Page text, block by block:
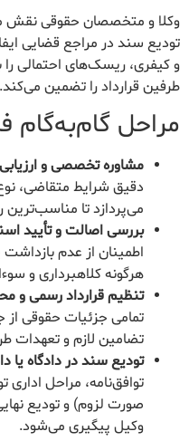
وکلا و متخصصان حقوقی نقش
تودیع سند در مراجع قضایی
و کیفری، ریسک‌های احتمالی
طرفین قرارداد را تضمین می‌کند.
مراحل گام‌به‌گام
مشاوره تخصصی و ارزیابی
دقیق شرایط متقاضی،
می‌پردازد تا مناسب‌ترین
بررسی اصالت و تأیید
اطمینان از عدم
هرگونه کلاهبرداری و
تنظیم قرارداد رسمی و
تمامی جزئیات حقوقی از
تضامین لازم و تعهدات
تودیع سند در دادگاه یا
توافق‌نامه، مراحل
صورت لزوم) و تودیع
وکیل پیگیری می‌شود.